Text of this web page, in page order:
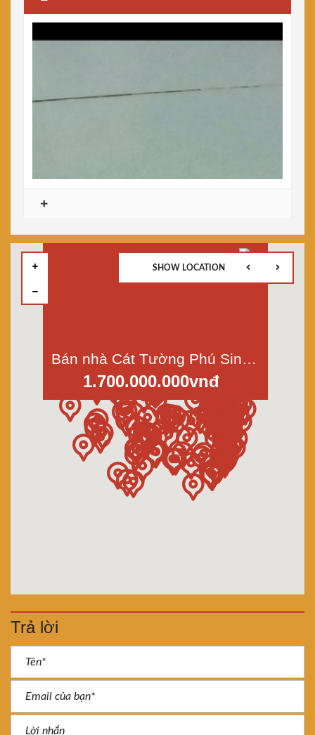
Bán nhà Cát Tường Phú Sinh, xã Mỹ Hạnh Bắc, Đức Hòa; 6x11m góc 2mt
1.700.000.000vnđ
SHOW LOCATION
Trả lời